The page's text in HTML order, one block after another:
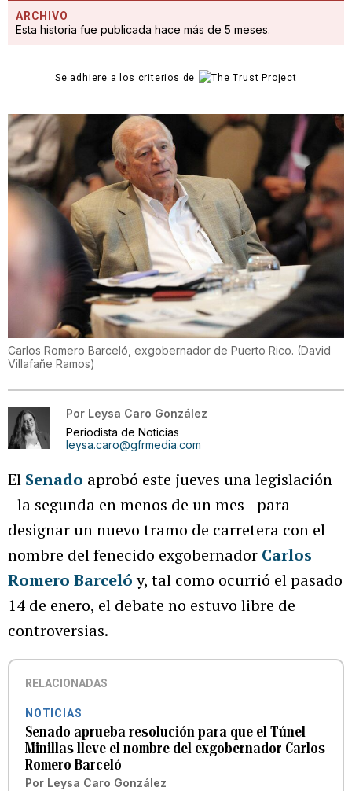
ARCHIVO
Esta historia fue publicada hace más de 5 meses.
Se adhiere a los criterios de
Carlos Romero Barceló, exgobernador de Puerto Rico. (David
Villafañe Ramos)
Por Leysa Caro González
Periodista de Noticias
leysa.caro@gfrmedia.com
El Senado aprobó este jueves una legislación
–la segunda en menos de un mes– para
designar un nuevo tramo de carretera con el
nombre del fenecido exgobernador Carlos
Romero Barcelóy, tal como ocurrió el pasado
14 de enero, el debate no estuvo libre de
controversias.
RELACIONADAS
NOTICIAS
Senado aprueba resolución para que el Túnel
Minillas lleve el nombre del exgobernador Carlos
Romero Barceló
Por Leysa Caro González